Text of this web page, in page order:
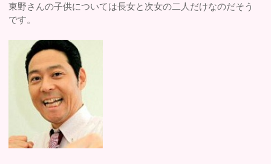
東野さんの子供については長女と次女の二人だけなのだそう
です。